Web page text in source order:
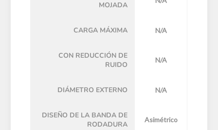
MOJADA
CARGA MÁXIMA N/A
CON REDUCCIÓN DE
RUIDO
N/A
DIÁMETRO EXTERNO N/A
DISEÑO DE LA BANDA DE
RODADURA
Asimétrico